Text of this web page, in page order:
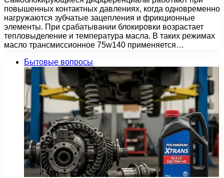
повышенных контактных давлениях, когда одновременно
нагружаются зубчатые зацепления и фрикционные
элементы. При срабатывании блокировки возрастает
тепловыделение и температура масла. В таких режимах
масло трансмиссионное 75w140 применяется…
Бытовые вопросы